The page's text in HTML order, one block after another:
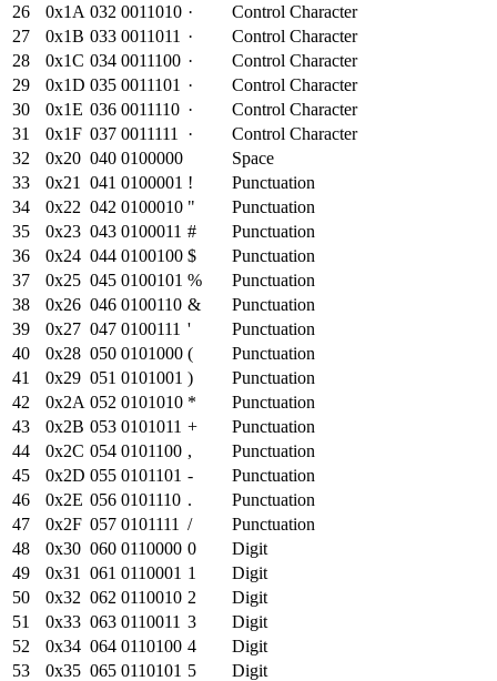
26
0x1A 032 0011010 ·
Control Character
27
0x1B 033 0011011 ·
Control Character
28
0x1C 034 0011100 ·
Control Character
29
0x1D 035 0011101 ·
Control Character
30
0x1E 036 0011110 ·
Control Character
31
0x1F 037 0011111 ·
Control Character
32
0x20 040 0100000
Space
33
0x21 041 0100001 !
Punctuation
34
0x22 042 0100010 "
Punctuation
35
0x23 043 0100011 #
Punctuation
36
0x24 044 0100100 $
Punctuation
37
0x25 045 0100101 %
Punctuation
38
0x26 046 0100110 &
Punctuation
39
0x27 047 0100111 '
Punctuation
40
0x28 050 0101000 (
Punctuation
41
0x29 051 0101001 )
Punctuation
42
0x2A 052 0101010 *
Punctuation
43
0x2B 053 0101011 +
Punctuation
44
0x2C 054 0101100 ,
Punctuation
45
0x2D 055 0101101 -
Punctuation
46
0x2E 056 0101110 .
Punctuation
47
0x2F 057 0101111 /
Punctuation
48
0x30 060 0110000 0
Digit
49
0x31 061 0110001 1
Digit
50
0x32 062 0110010 2
Digit
51
0x33 063 0110011 3
Digit
52
0x34 064 0110100 4
Digit
53
0x35 065 0110101 5
Digit